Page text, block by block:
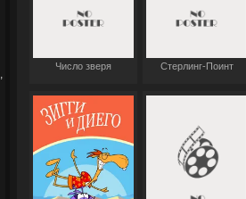
Число зверя Стерлинг-Поинт